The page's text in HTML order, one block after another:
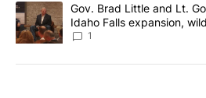
A trending article titled "Gov. Brad
Gov. Brad Little and Lt.
Idaho Falls expansion,
Local News 8
1